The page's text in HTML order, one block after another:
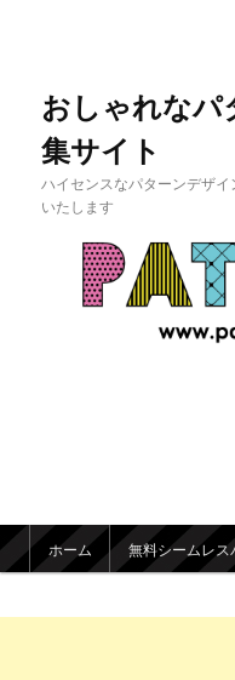
おしゃれなパ
集サイト
ハイセンスなパターンデザ
いたします
メインメニュー
メインコンテンツへ移動
サブコンテンツへ移動
ホーム 無料シームレ